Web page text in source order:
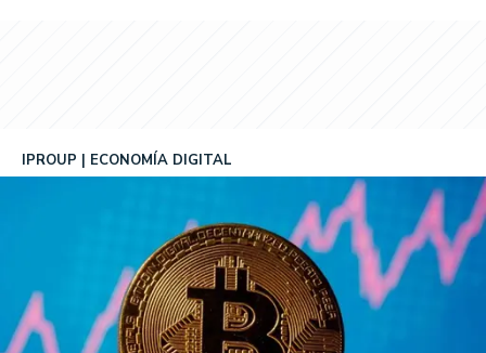
IPROUP ECONOMÍA DIGITAL